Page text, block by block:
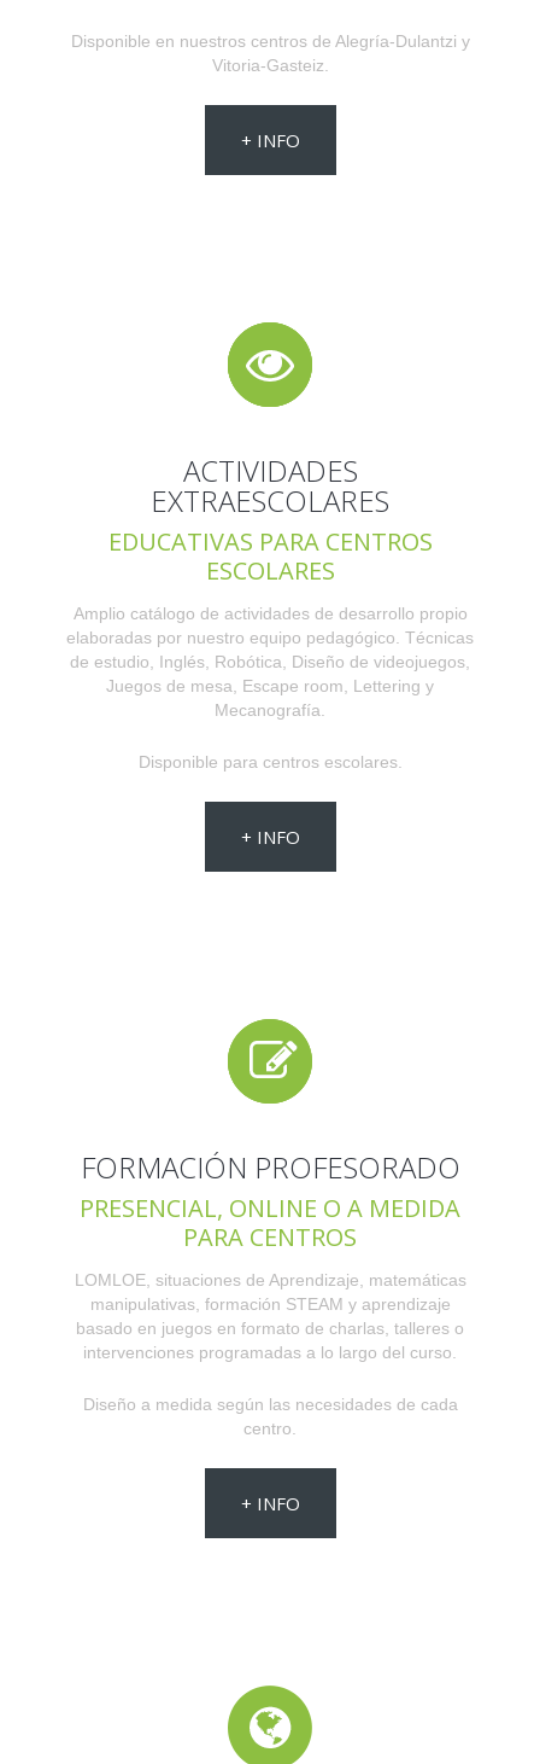
Disponible en nuestros centros de Alegría-Dulantzi y
Vitoria-Gasteiz.
+ INFO
ACTIVIDADES
EXTRAESCOLARES
EDUCATIVAS PARA CENTROS
ESCOLARES
Amplio catálogo de actividades de desarrollo propio
elaboradas por nuestro equipo pedagógico. Técnicas
de estudio, Inglés, Robótica, Diseño de videojuegos,
Juegos de mesa, Escape room, Lettering y
Mecanografía.
Disponible para centros escolares.
+ INFO
FORMACIÓN PROFESORADO
PRESENCIAL, ONLINE O A MEDIDA
PARA CENTROS
LOMLOE, situaciones de Aprendizaje, matemáticas
manipulativas, formación STEAM y aprendizaje
basado en juegos en formato de charlas, talleres o
intervenciones programadas a lo largo del curso.
Diseño a medida según las necesidades de cada
centro.
+ INFO